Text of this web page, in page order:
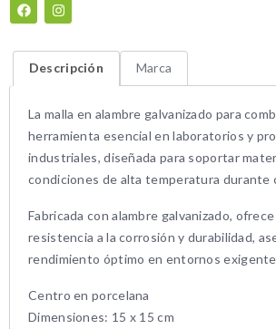
Descripción Marca
La malla en alambre galvanizado para
herramienta esencial en laboratorios y
industriales, diseñada para soportar
condiciones de alta temperatura durante
Fabricada con alambre galvanizado,
resistencia a la corrosión y durabilidad,
rendimiento óptimo en entornos
Centro en porcelana
Dimensiones: 15 x 15 cm